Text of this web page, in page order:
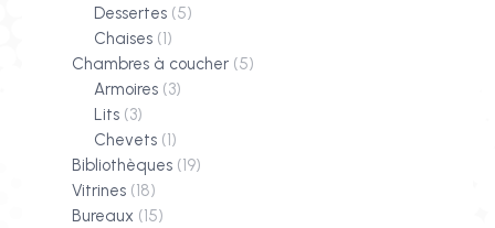
Dessertes (5)
Chaises (1)
Chambres à coucher (5)
Armoires (3)
Lits (3)
Chevets (1)
Bibliothèques (19)
Vitrines (18)
Bureaux (15)